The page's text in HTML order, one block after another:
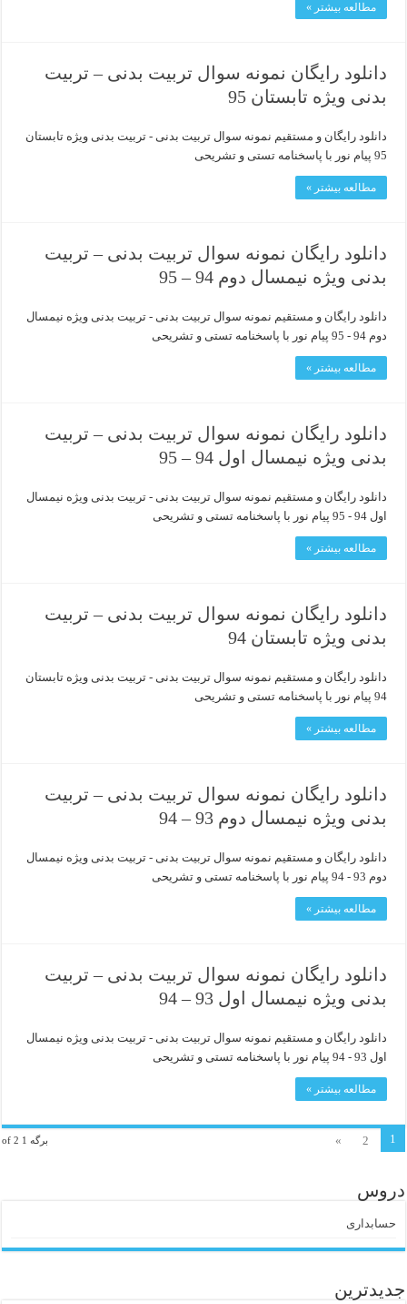
مطالعه بیشتر »
دانلود رایگان نمونه سوال تربیت بدنی – تربیت
بدنی ویژه تابستان 95
دانلود رایگان و مستقیم نمونه سوال تربیت بدنی - تربیت بدنی ویژه تابستان
95 پیام نور با پاسخنامه تستی و تشریحی
مطالعه بیشتر »
دانلود رایگان نمونه سوال تربیت بدنی – تربیت
بدنی ویژه نیمسال دوم 94 – 95
دانلود رایگان و مستقیم نمونه سوال تربیت بدنی - تربیت بدنی ویژه نیمسال
دوم 94 - 95 پیام نور با پاسخنامه تستی و تشریحی
مطالعه بیشتر »
دانلود رایگان نمونه سوال تربیت بدنی – تربیت
بدنی ویژه نیمسال اول 94 – 95
دانلود رایگان و مستقیم نمونه سوال تربیت بدنی - تربیت بدنی ویژه نیمسال
اول 94 - 95 پیام نور با پاسخنامه تستی و تشریحی
مطالعه بیشتر »
دانلود رایگان نمونه سوال تربیت بدنی – تربیت
بدنی ویژه تابستان 94
دانلود رایگان و مستقیم نمونه سوال تربیت بدنی - تربیت بدنی ویژه تابستان
94 پیام نور با پاسخنامه تستی و تشریحی
مطالعه بیشتر »
دانلود رایگان نمونه سوال تربیت بدنی – تربیت
بدنی ویژه نیمسال دوم 93 – 94
دانلود رایگان و مستقیم نمونه سوال تربیت بدنی - تربیت بدنی ویژه نیمسال
دوم 93 - 94 پیام نور با پاسخنامه تستی و تشریحی
مطالعه بیشتر »
دانلود رایگان نمونه سوال تربیت بدنی – تربیت
بدنی ویژه نیمسال اول 93 – 94
دانلود رایگان و مستقیم نمونه سوال تربیت بدنی - تربیت بدنی ویژه نیمسال
اول 93 - 94 پیام نور با پاسخنامه تستی و تشریحی
مطالعه بیشتر »
برگه 1 of 2 1
2
»
دروس
حسابداری
جدیدترین